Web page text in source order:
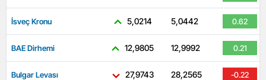
İsveç Kronu 5,0214 5,0442 0.62
BAE Dirhemi 12,9805 12,9992 0.21
Bulgar Levası 27,9743 28,2565 -0.22